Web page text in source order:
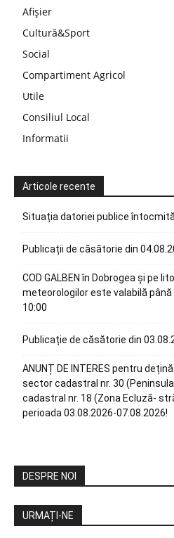
Afișier
Cultură&Sport
Social
Compartiment Agricol
Utile
Consiliul Local
Informatii
Articole recente
Situația datoriei publice
Publicații de căsătorie din
COD GALBEN în Dobrogea și pe
meteorologilor este valabilă
10:00
Publicație de căsătorie din
ANUNȚ DE INTERES pentru
sector cadastral nr. 30
cadastral nr. 18 (Zona Ecluză-
perioada 03.08.2026-07.08.2026!
DESPRE NOI
URMAȚI-NE